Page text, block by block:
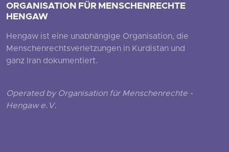
ORGANISATION FÜR MENSCHENRECHTE
HENGAW
Hengaw ist eine unabhängige Organisation, die
Menschenrechtsverletzungen in Kurdistan und
ganz Iran dokumentiert.
Operated by Organisation für Menschenrechte -
Hengaw e.V.